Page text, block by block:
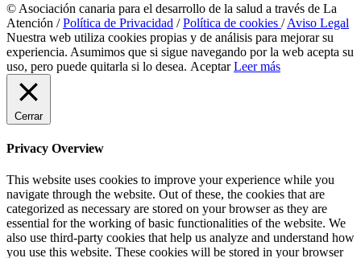
© Asociación canaria para el desarrollo de la salud a través de La
Atención /Política de Privacidad /Política de cookies /Aviso Legal
Nuestra web utiliza cookies propias y de análisis para mejorar su
experiencia. Asumimos que si sigue navegando por la web acepta su
uso, pero puede quitarla si lo desea. Aceptar Leer más
Cerrar
Privacy Overview
This website uses cookies to improve your experience while you
navigate through the website. Out of these, the cookies that are
categorized as necessary are stored on your browser as they are
essential for the working of basic functionalities of the website. We
also use third-party cookies that help us analyze and understand how
you use this website. These cookies will be stored in your browser